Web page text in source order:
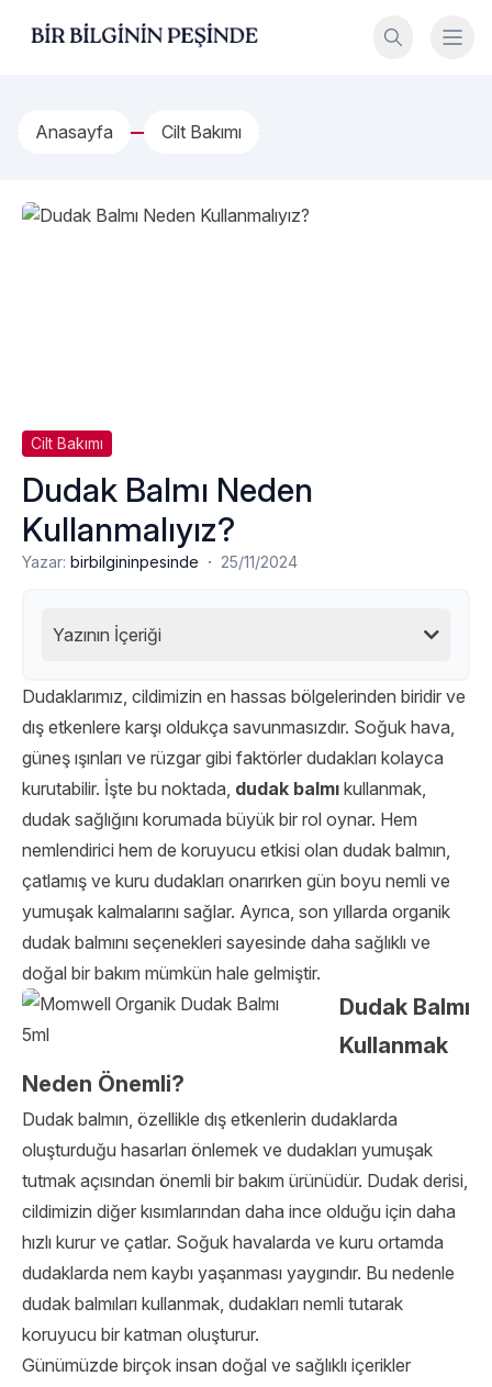
Bir Bilginin Peşinde!
Anasayfa Cilt Bakımı
Cilt Bakımı
Dudak Balmı Neden
Kullanmalıyız?
Yazar: birbilgininpesinde · 25/11/2024
Yazının İçeriği
Dudaklarımız, cildimizin en hassas bölgelerinden biridir ve
dış etkenlere karşı oldukça savunmasızdır. Soğuk hava,
güneş ışınları ve rüzgar gibi faktörler dudakları kolayca
kurutabilir. İşte bu noktada, dudak balmı kullanmak,
dudak sağlığını korumada büyük bir rol oynar. Hem
nemlendirici hem de koruyucu etkisi olan dudak balmın,
çatlamış ve kuru dudakları onarırken gün boyu nemli ve
yumuşak kalmalarını sağlar. Ayrıca, son yıllarda organik
dudak balmını seçenekleri sayesinde daha sağlıklı ve
doğal bir bakım mümkün hale gelmiştir.
Dudak Balmı
Kullanmak
Neden Önemli?
Dudak balmın, özellikle dış etkenlerin dudaklarda
oluşturduğu hasarları önlemek ve dudakları yumuşak
tutmak açısından önemli bir bakım ürünüdür. Dudak derisi,
cildimizin diğer kısımlarından daha ince olduğu için daha
hızlı kurur ve çatlar. Soğuk havalarda ve kuru ortamda
dudaklarda nem kaybı yaşanması yaygındır. Bu nedenle
dudak balmıları kullanmak, dudakları nemli tutarak
koruyucu bir katman oluşturur.
Günümüzde birçok insan doğal ve sağlıklı içerikler